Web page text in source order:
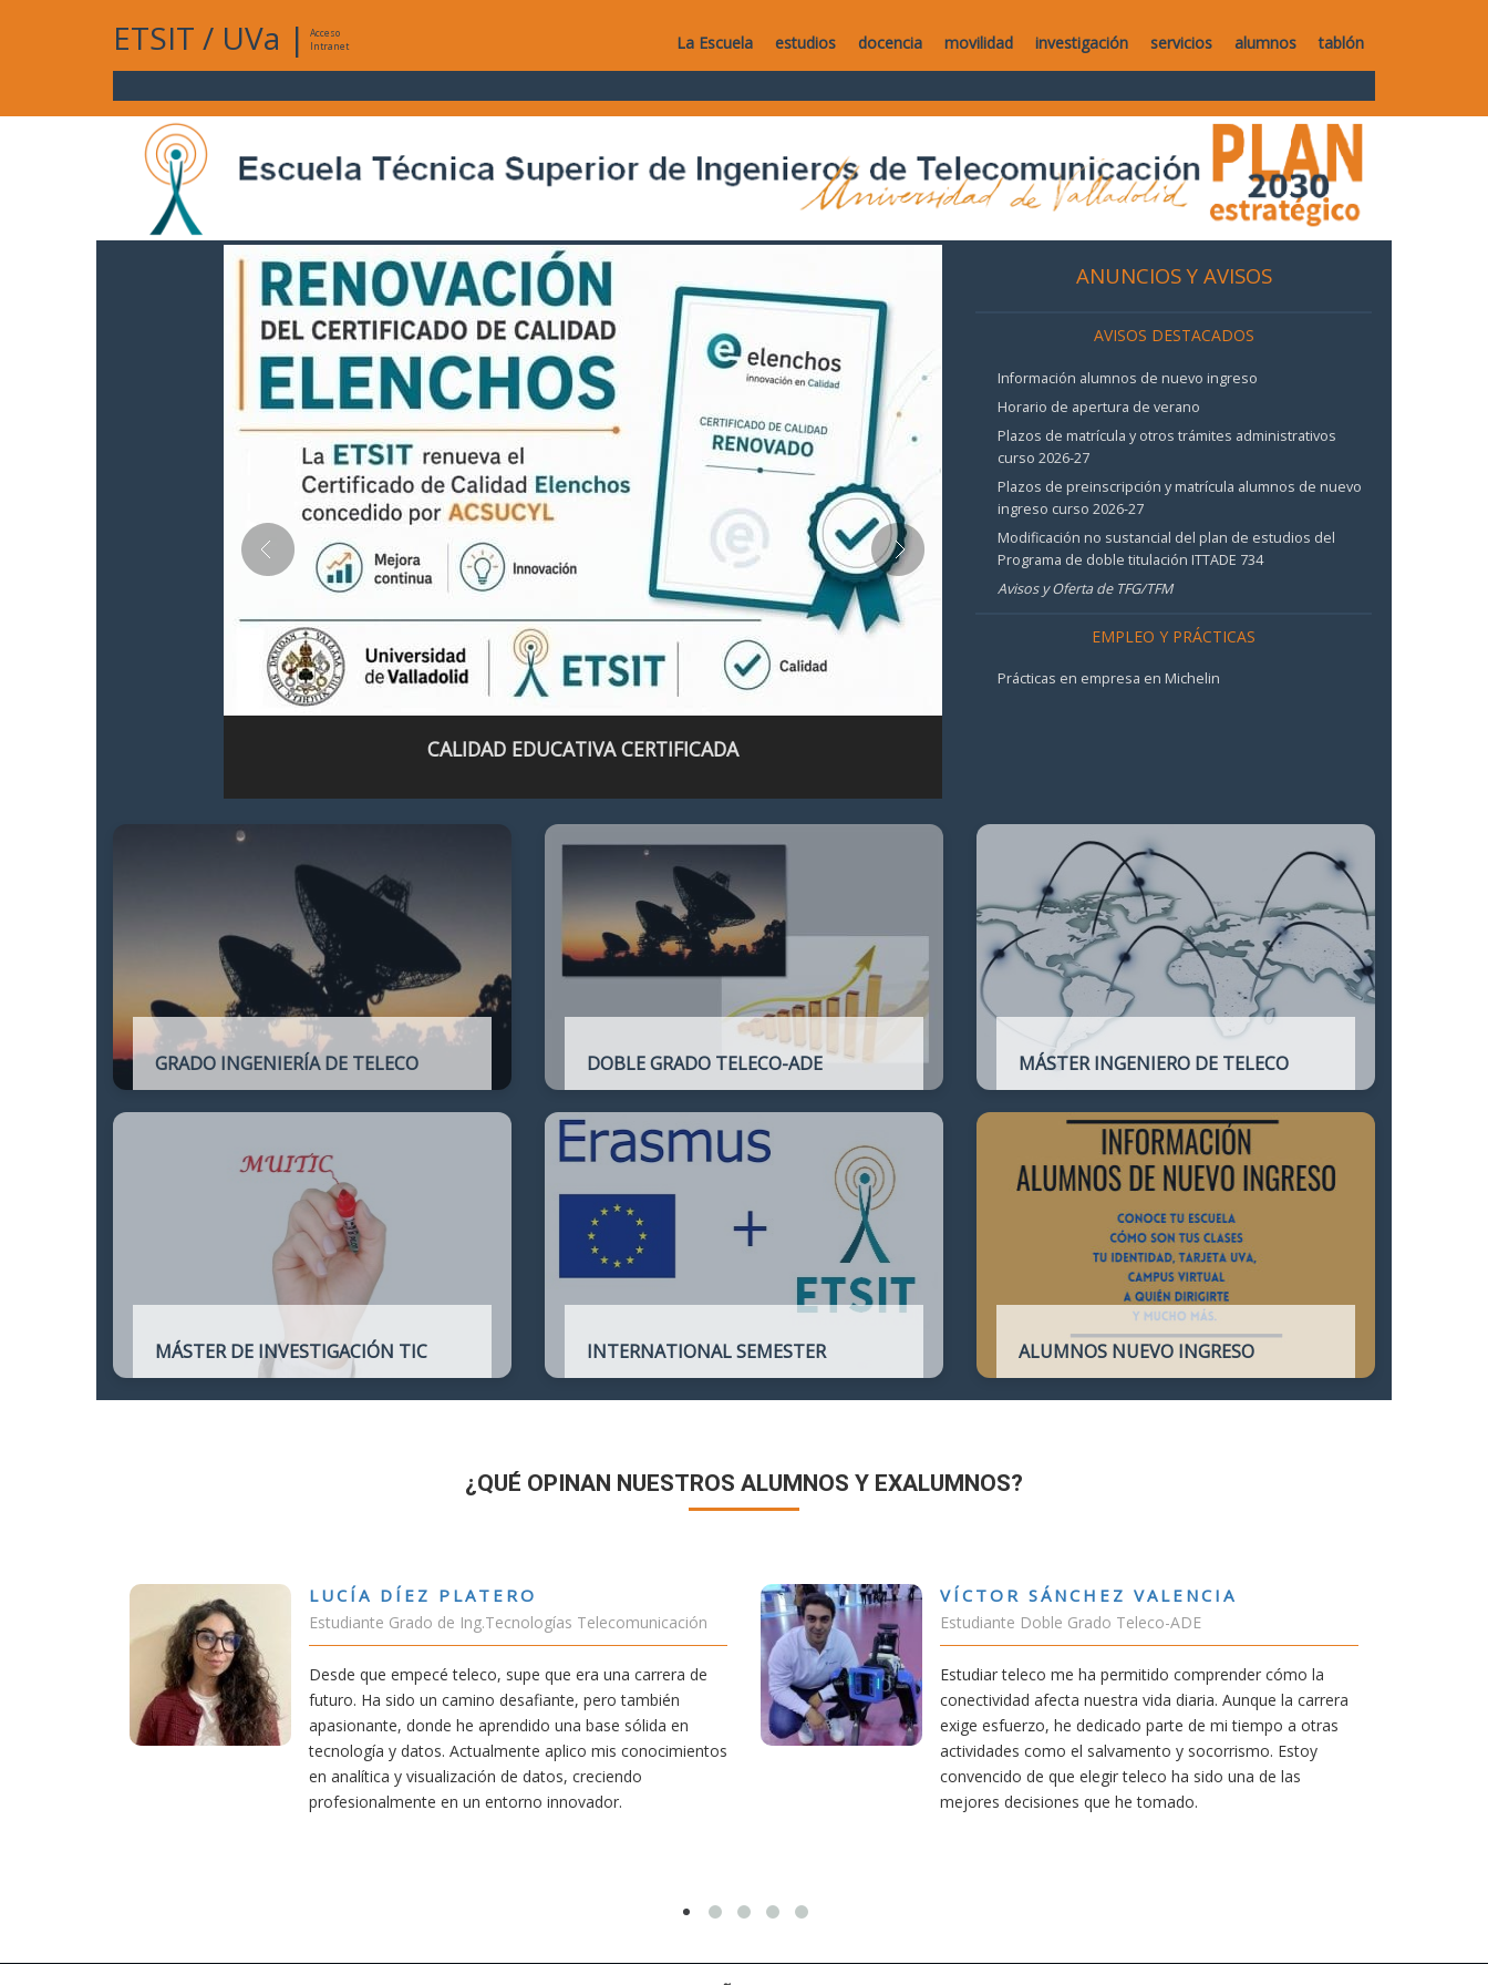
ETSIT / UVa |
Acceso
Intranet
La Escuela estudios docencia movilidad investigación servicios alumnos tablón
CALIDAD EDUCATIVA CERTIFICADA
ANUNCIOS Y AVISOS
AVISOS DESTACADOS
Información alumnos de nuevo ingreso
Horario de apertura de verano
Plazos de matrícula y otros trámites administrativos
curso 2026-27
Plazos de preinscripción y matrícula alumnos de nuevo
ingreso curso 2026-27
Modificación no sustancial del plan de estudios del
Programa de doble titulación ITTADE 734
Avisos y Oferta de TFG/TFM
EMPLEO Y PRÁCTICAS
Prácticas en empresa en Michelin
GRADO INGENIERÍA DE TELECO DOBLE GRADO TELECO-ADE
Ingeniería de Telecomunicación con la de
Administración y Dirección de Empresas
MÁSTER INGENIERO DE TELECO
profesionales del Ingeniero de
Telecomunicación y que habilita para el
ejercicio de la profesión.
MÁSTER DE INVESTIGACIÓN TIC INTERNATIONAL SEMESTER ALUMNOS NUEVO INGRESO
¿QUÉ OPINAN NUESTROS ALUMNOS Y EXALUMNOS?
DÍEZ PLATERO
Grado de Ing.Tecnologías Telecomunicación
empecé teleco, supe que era una carrera de
sido un camino desafiante, pero también
donde he aprendido una base sólida en
y datos. Actualmente aplico mis conocimientos
VÍCTOR SÁNCHEZ VALENCIA
Estudiante Doble Grado Teleco-ADE
Estudiar teleco me ha permitido comprender cómo la
conectividad afecta nuestra vida diaria. Aunque la carrera
exige esfuerzo, he dedicado parte de mi tiempo a otras
actividades como el salvamento y socorrismo. Estoy
convencido de que elegir teleco ha sido una de las
mejores decisiones que he tomado.
RUBÉN URRACA TORICES
En cualquier carrera necesitas una
mía siempre ha sido poder trabajar en
carrera de teleco me dará la
Aunque al principio parezca duro, uno
mereció la pena por las múltiples